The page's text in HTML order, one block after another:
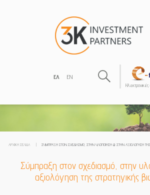
ΕΛ EN
ΑΡΧΙΚΉ ΣΕΛΊΔΑ ΣΎΜΠΡΑΞΗ ΣΤΟΝ ΣΧΕΔΙΑΣΜΌ, ΣΤΗΝ ΥΛΟΠΟΊΗΣΗ & ΣΤΗΝ ΑΞΙΟΛΌΓΗΣΗ ΤΗΣ
Σύμπραξη στον σχεδιασμό, στην
αξιολόγηση της στρατηγικής